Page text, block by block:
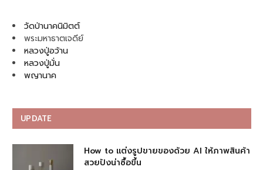
วัดป่านาคนิมิตต์
พระมหาธาตเจดีย์
หลวงปู่อว้าน
หลวงปู่มั่น
พญานาค
UPDATE
How to แต่งรูปขายของด้วย AI ให้ภาพสินค้า
สวยปังน่าซื้อขึ้น